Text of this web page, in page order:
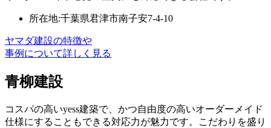
所在地:千葉県君津市南子安7-4-10
ヤマダ建設の特徴や
事例について詳しく見る
青柳建設
コスパの高いyess建築で、かつ自由度の高いオーダーメイド
仕様にすることもできる対応力が魅力です。こだわりを盛り